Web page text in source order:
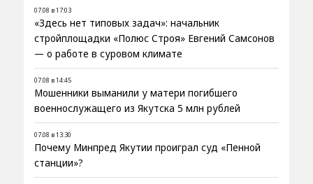
07.08 в 17:03
«Здесь нет типовых задач»: начальник
стройплощадки «Полюс Строя» Евгений Самсонов
— о работе в суровом климате
07.08 в 14:45
Мошенники выманили у матери погибшего
военнослужащего из Якутска 5 млн рублей
07.08 в 13:30
Почему Минпред Якутии проиграл суд «Пенной
станции»?